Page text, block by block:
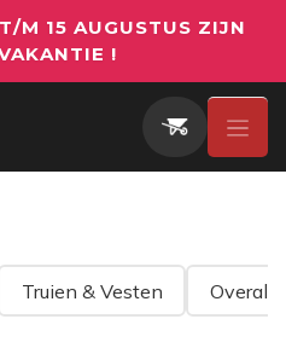
M 15 AUGUSTUS ZIJN
!
Truien & Vesten Overall